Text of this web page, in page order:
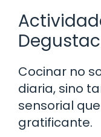
Cocinar no
diaria, sino
sensorial
gratificante.